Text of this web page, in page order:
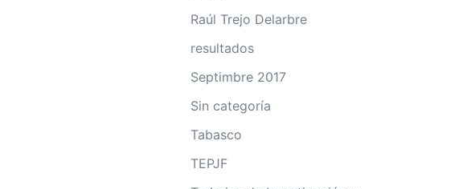
Raúl Trejo Delarbre
resultados
Septimbre 2017
Sin categoría
Tabasco
TEPJF